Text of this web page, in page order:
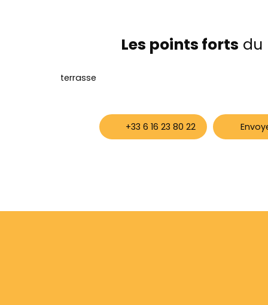
Les points forts du
terrasse
+33 6 16 23 80 22